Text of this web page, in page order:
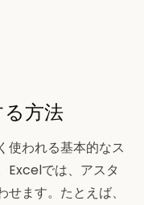
る方法
使われる基本的なス
Excelでは、アスタ
ます。たとえば、